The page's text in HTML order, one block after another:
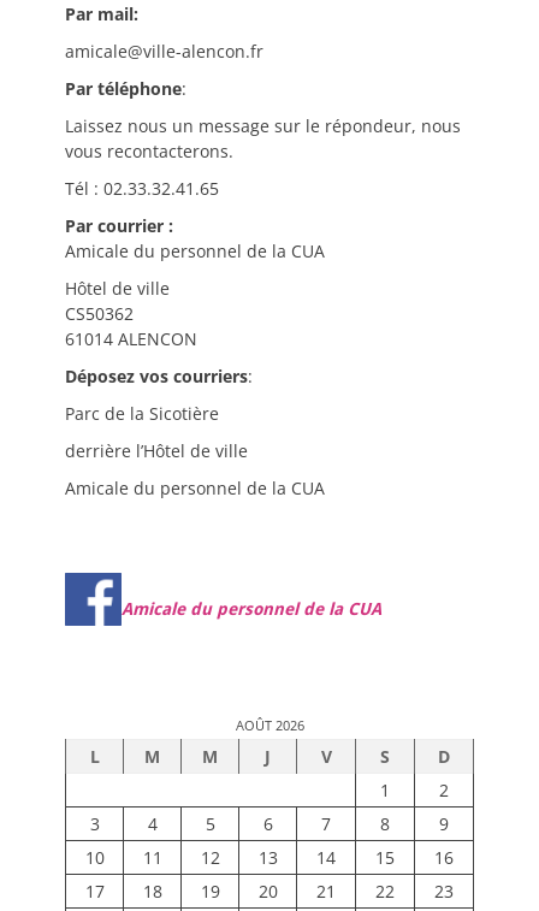
Par mail:
amicale@ville-alencon.fr
Par téléphone:
Laissez nous un message sur le répondeur, nous
vous recontacterons.
Tél : 02.33.32.41.65
Par courrier :
Amicale du personnel de la CUA
Hôtel de ville
CS50362
61014 ALENCON
Déposez vos courriers:
Parc de la Sicotière
derrière l’Hôtel de ville
Amicale du personnel de la CUA
Amicale du personnel de la CUA
AOÛT 2026
L M M J V S
D
1
2
3
4 5 6 7 8
9
10
11 12 13 14 15
16
17
18 19 20 21 22 23